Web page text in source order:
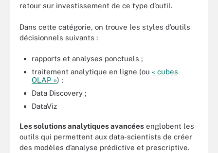
retour sur investissement de ce type d’outil.
Dans cette catégorie, on trouve les styles d’outils
décisionnels suivants :
rapports et analyses ponctuels ;
traitement analytique en ligne (ou « cubes
OLAP ») ;
Data Discovery ;
DataViz
Les solutions analytiques avancées englobent les
outils qui permettent aux data-scientists de créer
des modèles d’analyse prédictive et prescriptive.